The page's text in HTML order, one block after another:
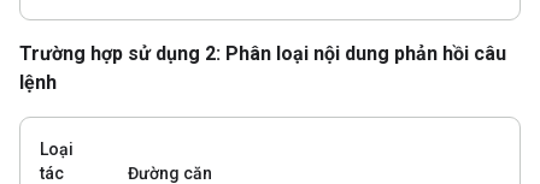
Trường hợp sử dụng 2: Phân loại nội dung phản hồi câu
lệnh
Loại
tác
Đường căn